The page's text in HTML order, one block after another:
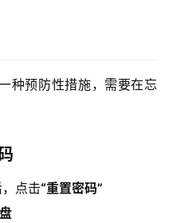
种预防性措施，需要在忘
点击“重置密码”